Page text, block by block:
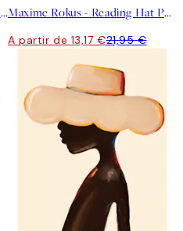
Maxime Rokus - Posing Hat Poster Maxime Rokus - Reading Hat Poster
A partir de 13,17 €21,95 €